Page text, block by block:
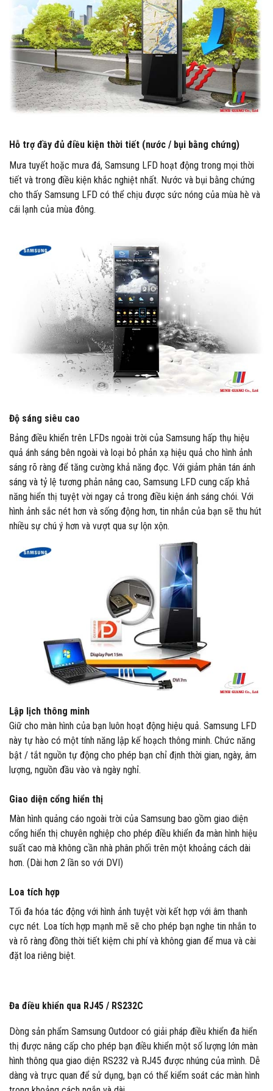
Hỗ trợ đầy đủ điều kiện thời tiết (nước / bụi bằng chứng)
Mưa tuyết hoặc mưa đá, Samsung LFD hoạt động trong mọi thời
tiết và trong điều kiện khắc nghiệt nhất. Nước và bụi bằng chứng
cho thấy Samsung LFD có thể chịu được sức nóng của mùa hè và
cái lạnh của mùa đông.
Độ sáng siêu cao
Bảng điều khiển trên LFDs ngoài trời của Samsung hấp thụ hiệu
quả ánh sáng bên ngoài và loại bỏ phản xạ hiệu quả cho hình ảnh
sáng rõ ràng để tăng cường khả năng đọc. Với giảm phân tán ánh
sáng và tỷ lệ tương phản nâng cao, Samsung LFD cung cấp khả
năng hiển thị tuyệt vời ngay cả trong điều kiện ánh sáng chói. Với
hình ảnh sắc nét hơn và sống động hơn, tin nhắn của bạn sẽ thu hút
nhiều sự chú ý hơn và vượt qua sự lộn xộn.
Lập lịch thông minh
Giữ cho màn hình của bạn luôn hoạt động hiệu quả. Samsung LFD
này tự hào có một tính năng lập kế hoạch thông minh. Chức năng
bật / tắt nguồn tự động cho phép bạn chỉ định thời gian, ngày, âm
lượng, nguồn đầu vào và ngày nghỉ.
Giao diện cổng hiển thị
Màn hình quảng cáo ngoài trời của Samsung bao gồm giao diện
cổng hiển thị chuyên nghiệp cho phép điều khiển đa màn hình hiệu
suất cao mà không cần nhà phân phối trên một khoảng cách dài
hơn. (Dài hơn 2 lần so với DVI)
Loa tích hợp
Tối đa hóa tác động với hình ảnh tuyệt vời kết hợp với âm thanh
cực nét. Loa tích hợp mạnh mẽ sẽ cho phép bạn nghe tin nhắn to
và rõ ràng đồng thời tiết kiệm chi phí và không gian để mua và cài
đặt loa riêng biệt.
Đa điều khiển qua RJ45 / RS232C
Dòng sản phẩm Samsung Outdoor có giải pháp điều khiển đa hiển
thị được nâng cấp cho phép bạn điều khiển một số lượng lớn màn
hình thông qua giao diện RS232 và RJ45 được nhúng của mình. Dễ
dàng và trực quan để sử dụng, bạn có thể kiểm soát các màn hình